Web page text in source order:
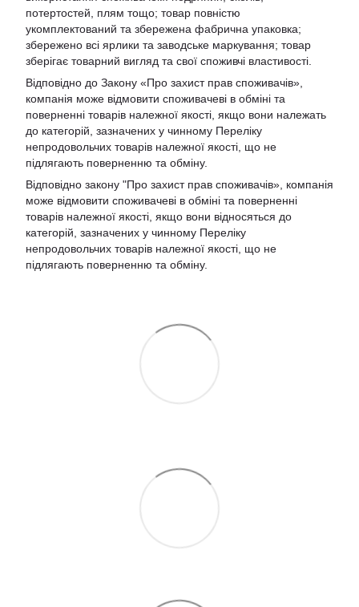
потертостей, плям тощо; товар повністю
укомплектований та збережена фабрична упаковка;
збережено всі ярлики та заводське маркування; товар
зберігає товарний вигляд та свої споживчі властивості.
Відповідно до Закону «Про захист прав споживачів»,
компанія може відмовити споживачеві в обміні та
поверненні товарів належної якості, якщо вони належать
до категорій, зазначених у чинному Переліку
непродовольчих товарів належної якості, що не
підлягають поверненню та обміну.
Відповідно закону "Про захист прав споживачів» , компанія
може відмовити споживачеві в обміні та поверненні
товарів належної якості, якщо вони відносяться до
категорій, зазначених у чинному Переліку
непродовольчих товарів належної якості, що не
підлягають поверненню та обміну.